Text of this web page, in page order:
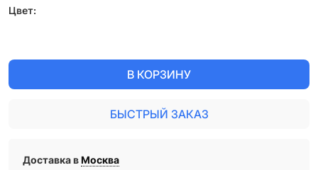
Цвет:
В КОРЗИНУ
БЫСТРЫЙ ЗАКАЗ
Доставка вМосква